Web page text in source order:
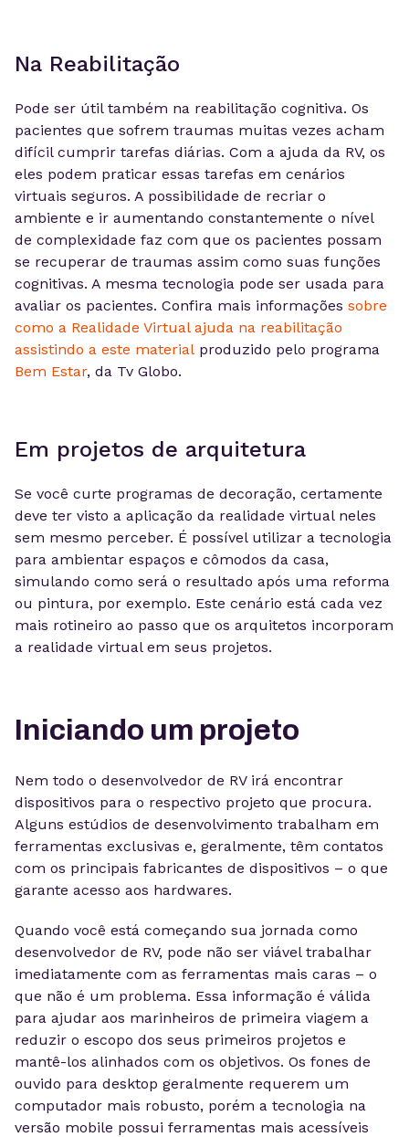
Na Reabilitação
Pode ser útil também na reabilitação cognitiva. Os
pacientes que sofrem traumas muitas vezes acham
difícil cumprir tarefas diárias. Com a ajuda da RV, os
eles podem praticar essas tarefas em cenários
virtuais seguros. A possibilidade de recriar o
ambiente e ir aumentando constantemente o nível
de complexidade faz com que os pacientes possam
se recuperar de traumas assim como suas funções
cognitivas. A mesma tecnologia pode ser usada para
avaliar os pacientes. Confira mais informações sobre
como a Realidade Virtual ajuda na reabilitação
assistindo a este material produzido pelo programa
Bem Estar, da Tv Globo.
Em projetos de arquitetura
Se você curte programas de decoração, certamente
deve ter visto a aplicação da realidade virtual neles
sem mesmo perceber. É possível utilizar a tecnologia
para ambientar espaços e cômodos da casa,
simulando como será o resultado após uma reforma
ou pintura, por exemplo. Este cenário está cada vez
mais rotineiro ao passo que os arquitetos incorporam
a realidade virtual em seus projetos.
Iniciando um projeto
Nem todo o desenvolvedor de RV irá encontrar
dispositivos para o respectivo projeto que procura.
Alguns estúdios de desenvolvimento trabalham em
ferramentas exclusivas e, geralmente, têm contatos
com os principais fabricantes de dispositivos – o que
garante acesso aos hardwares.
Quando você está começando sua jornada como
desenvolvedor de RV, pode não ser viável trabalhar
imediatamente com as ferramentas mais caras – o
que não é um problema. Essa informação é válida
para ajudar aos marinheiros de primeira viagem a
reduzir o escopo dos seus primeiros projetos e
mantê-los alinhados com os objetivos. Os fones de
ouvido para desktop geralmente requerem um
computador mais robusto, porém a tecnologia na
versão mobile possui ferramentas mais acessíveis